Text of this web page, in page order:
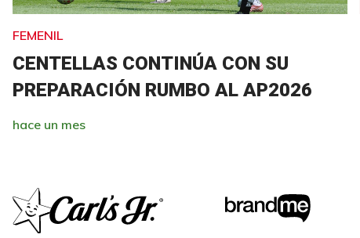
FEMENIL
CENTELLAS CONTINÚA CON SU
PREPARACIÓN RUMBO AL AP2026
hace un mes